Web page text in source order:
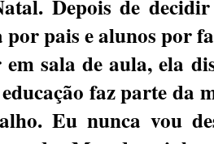
Depois de
por pais e alunos por
sala de aula, ela
educação faz parte
Eu nunca vou